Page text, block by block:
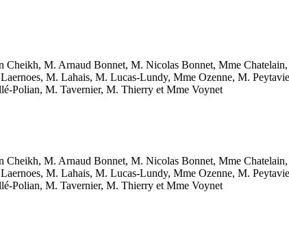
M. Arnaud Bonnet, M. Nicolas Bonnet, Mme
M. Lahais, M. Lucas-Lundy, Mme Ozenne, M.
Polian, M. Tavernier, M. Thierry et Mme Voynet
M. Arnaud Bonnet, M. Nicolas Bonnet, Mme
M. Lahais, M. Lucas-Lundy, Mme Ozenne, M.
Polian, M. Tavernier, M. Thierry et Mme Voynet